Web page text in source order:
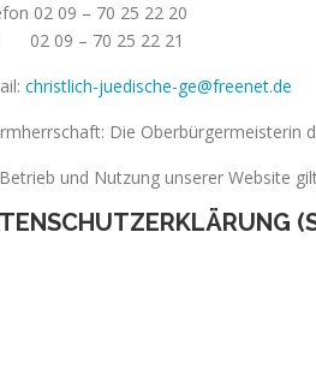
02 09 – 70 25 22 20
02 09 – 70 25 22 21
christlich-juedische-ge@freenet.de
Die Oberbürgermeisterin
und Nutzung unserer Website